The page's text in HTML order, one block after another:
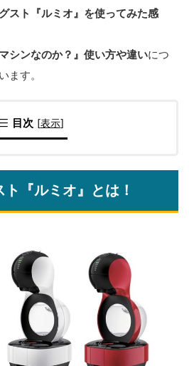
スト『ルミオ』を使ってみた感
シンなのか？』使い方や違いにつ
ます。
目次 [表示]
『ルミオ』とは！